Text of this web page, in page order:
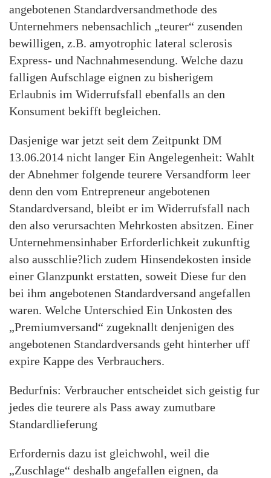
angebotenen Standardversandmethode des
Unternehmers nebensachlich „teurer“ zusenden
bewilligen, z.B. amyotrophic lateral sclerosis
Express- und Nachnahmesendung. Welche dazu
falligen Aufschlage eignen zu bisherigem
Erlaubnis im Widerrufsfall ebenfalls an den
Konsument bekifft begleichen.
Dasjenige war jetzt seit dem Zeitpunkt DM
13.06.2014 nicht langer Ein Angelegenheit: Wahlt
der Abnehmer folgende teurere Versandform leer
denn den vom Entrepreneur angebotenen
Standardversand, bleibt er im Widerrufsfall nach
den also verursachten Mehrkosten absitzen. Einer
Unternehmensinhaber Erforderlichkeit zukunftig
also ausschlie?lich zudem Hinsendekosten inside
einer Glanzpunkt erstatten, soweit Diese fur den
bei ihm angebotenen Standardversand angefallen
waren. Welche Unterschied Ein Unkosten des
„Premiumversand“ zugeknallt denjenigen des
angebotenen Standardversands geht hinterher uff
expire Kappe des Verbrauchers.
Bedurfnis: Verbraucher entscheidet sich geistig fur
jedes die teurere als Pass away zumutbare
Standardlieferung
Erfordernis dazu ist gleichwohl, weil die
„Zuschlage“ deshalb angefallen eignen, da